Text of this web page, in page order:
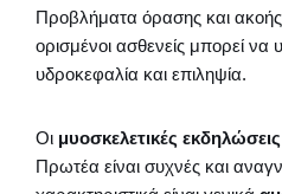
Προβλήματα όρασης και ακοής
ορισμένοι ασθενείς μπορεί
υδροκεφαλία και επιληψία.
Οι μυοσκελετικές εκδηλώσεις
Πρωτέα είναι συχνές και